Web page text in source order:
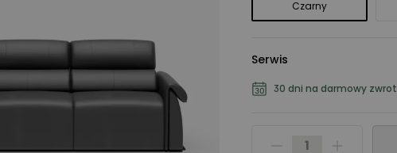
Czarny
Serwis
30 dni na darmowy zwrot